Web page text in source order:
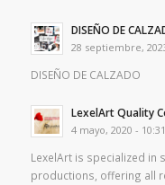
DISEÑO DE
28 septiembre,
DISEÑO DE CALZADO
LexelArt Quality
4 mayo, 2020 -
LexelArt is specialized in
productions, offering all